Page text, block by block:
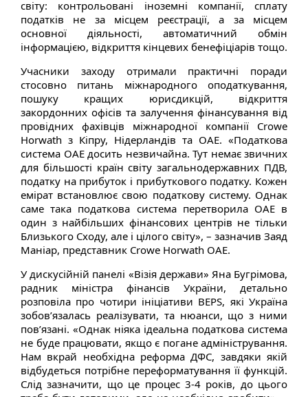
світу: контрольовані іноземні компанії, сплату
податків не за місцем реєстрації, а за місцем
основної діяльності, автоматичний обмін
інформацією, відкриття кінцевих бенефіціарів тощо.
Учасники заходу отримали практичні поради
стосовно питань міжнародного оподаткування,
пошуку кращих юрисдикцій, відкриття
закордонних офісів та залучення фінансування від
провідних фахівців міжнародної компанії Crowe
Horwath з Кіпру, Нідерландів та ОАЕ. «Податкова
система ОАЕ досить незвичайна. Тут немає звичних
для більшості країн світу загальнодержавних ПДВ,
податку на прибуток і прибуткового податку. Кожен
емірат встановлює свою податкову систему. Однак
саме така податкова система перетворила ОАЕ в
один з найбільших фінансових центрів не тільки
Близького Сходу, але і цілого світу», – зазначив Заяд
Маніар, представник Crowe Horwath ОАЕ.
У дискусійній панелі «Візія держави» Яна Бугрімова,
радник міністра фінансів України, детально
розповіла про чотири ініціативи ВЕРS, які Україна
зобов’язалась реалізувати, та нюанси, що з ними
пов’язані. «Однак ніяка ідеальна податкова система
не буде працювати, якщо є погане адміністрування.
Нам вкрай необхідна реформа ДФС, завдяки якій
відбудеться потрібне переформатування її функцій.
Слід зазначити, що це процес 3-4 років, до цього